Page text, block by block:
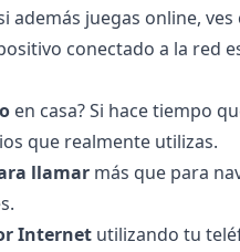
además juegas online,
conectado a la red
en casa? Si hace tiempo
que realmente utilizas.
llamarmás que para
Internetutilizando tu